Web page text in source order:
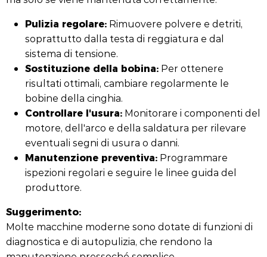
Pulizia regolare: Rimuovere polvere e detriti,
soprattutto dalla testa di reggiatura e dal
sistema di tensione.
Sostituzione della bobina: Per ottenere
risultati ottimali, cambiare regolarmente le
bobine della cinghia.
Controllare l'usura: Monitorare i componenti del
motore, dell'arco e della saldatura per rilevare
eventuali segni di usura o danni.
Manutenzione preventiva: Programmare
ispezioni regolari e seguire le linee guida del
produttore.
Suggerimento:
Molte macchine moderne sono dotate di funzioni di
diagnostica e di autopulizia, che rendono la